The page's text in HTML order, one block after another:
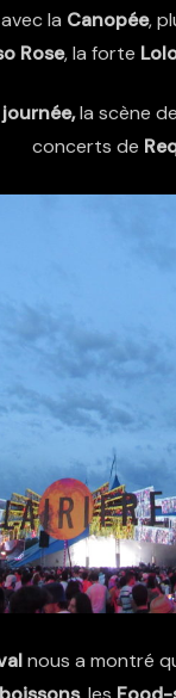
la Canopée,
Rose, la forte
la scène
concerts de
nous a montré